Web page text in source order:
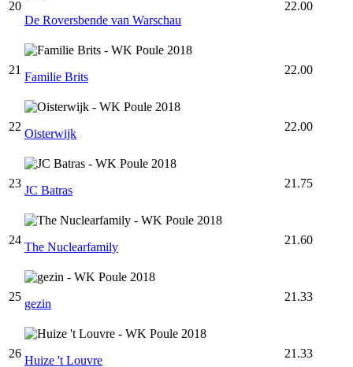
20
De Roversbende van Warschau
22.00
21
Familie Brits
22.00
22
Oisterwijk
22.00
23
JC Batras
21.75
24
The Nuclearfamily
21.60
25
gezin
21.33
26
Huize 't Louvre
21.33